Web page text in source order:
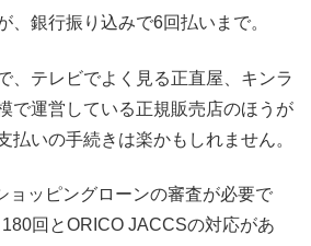
、銀行振り込みで6回払いまで。
、テレビでよく見る正直屋、キンラ
で運営している正規販売店のほうが
払いの手続きは楽かもしれません。
ョッピングローンの審査が必要で
回とORICO JACCSの対応があ